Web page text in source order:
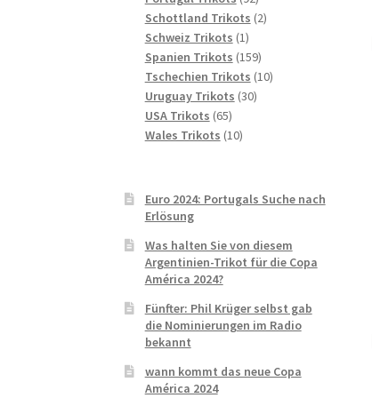
Produkte
Schottland Trikots 22
Schweiz Trikots 11
Produkt
Spanien Trikots 159159
Produkte
Tschechien Trikots 1010
Uruguay Trikots 3030
USA Trikots 6565
Produkte
Wales Trikots 1010
Euro 2024: Portugals Suche nach
Erlösung
Was halten Sie von diesem
Argentinien-Trikot für die Copa
América 2024?
Fünfter: Phil Krüger selbst gab
die Nominierungen im Radio
bekannt
wann kommt das neue Copa
América 2024